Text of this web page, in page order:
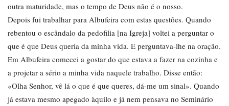
outra maturidade, mas o tempo de Deus não é o nosso.
Depois fui trabalhar para Albufeira com estas questões. Quando
rebentou o escândalo da pedofilia [na Igreja] voltei a perguntar o
que é que Deus queria da minha vida. E perguntava-lhe na oração.
Em Albufeira comecei a gostar do que estava a fazer na cozinha e
a projetar a sério a minha vida naquele trabalho. Disse então:
«Olha Senhor, vê lá o que é que queres, dá-me um sinal». Quando
já estava mesmo apegado àquilo e já nem pensava no Seminário